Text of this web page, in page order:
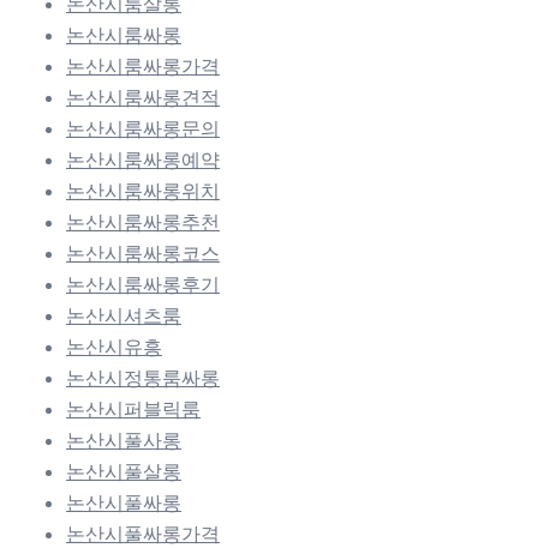
논산시룸싸롱
논산시룸싸롱가격
논산시룸싸롱견적
논산시룸싸롱문의
논산시룸싸롱예약
논산시룸싸롱위치
논산시룸싸롱추천
논산시룸싸롱코스
논산시룸싸롱후기
논산시셔츠룸
논산시유흥
논산시정통룸싸롱
논산시퍼블릭룸
논산시풀사롱
논산시풀살롱
논산시풀싸롱
논산시풀싸롱가격